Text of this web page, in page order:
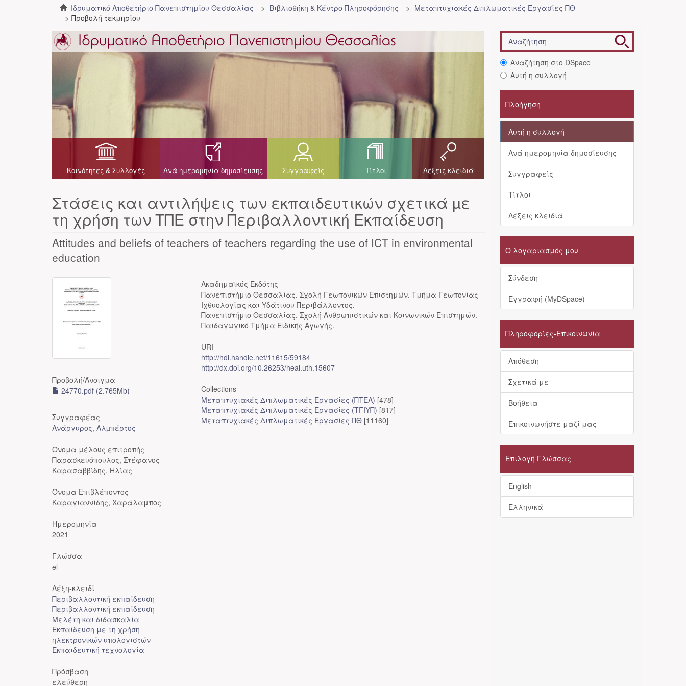
Ιδρυματικό Αποθετήριο Πανεπιστημίου Θεσσαλίας Βιβλιοθήκη & Κέντρο Πληροφόρησης
Μεταπτυχιακές Διπλωματικές Εργασίες ΠΘ
Προβολή τεκμηρίου
Κοινότητες & Συλλογές Ανά ημερομηνία δημοσίευσης Συγγραφείς Τίτλοι Λέξεις κλειδιά
Στάσεις και αντιλήψεις των εκπαιδευτικών σχετικά µε
τη χρήση των ΤΠΕ στην Περιβαλλοντική Εκπαίδευση
Attitudes and beliefs of teachers of teachers regarding the use of ICT in environmental
education
Προβολή/Άνοιγμα
24770.pdf (2.765Mb)
Συγγραφέας
Ανάργυρος, Αλµπέρτος
Όνομα μέλους επιτροπής
Παρασκευόπουλος, Στέφανος
Καρασαββίδης, Ηλίας
Όνομα Επιβλέποντος
Καραγιαννίδης, Χαράλαμπος
Ημερομηνία
2021
Γλώσσα
el
Λέξη-κλειδί
Περιβαλλοντική εκπαίδευση
Περιβαλλοντική εκπαίδευση --
Μελέτη και διδασκαλία
Εκπαίδευση με τη χρήση
ηλεκτρονικών υπολογιστών
Εκπαιδευτική τεχνολογία
Πρόσβαση
ελεύθερη
Ακαδημαϊκός Εκδότης
Πανεπιστήμιο Θεσσαλίας. Σχολή Γεωπονικών Επιστημών. Τμήμα Γεωπονίας
Ιχθυολογίας και Υδάτινου Περιβάλλοντος.
Πανεπιστήμιο Θεσσαλίας. Σχολή Ανθρωπιστικών και Κοινωνικών Επιστημών.
Παιδαγωγικό Τμήμα Ειδικής Αγωγής.
URI
http://hdl.handle.net/11615/59184
http://dx.doi.org/10.26253/heal.uth.15607
Collections
Μεταπτυχιακές Διπλωματικές Εργασίες (ΠΤΕΑ) [478]
Μεταπτυχιακές Διπλωματικές Εργασίες (ΤΓΙΥΠ) [817]
Μεταπτυχιακές Διπλωματικές Εργασίες ΠΘ [11160]
Αναζήτηση στο DSpace
Αυτή η συλλογή
Πλοήγηση
Αυτή η συλλογή
Ανά ημερομηνία δημοσίευσης
Συγγραφείς
Τίτλοι
Λέξεις κλειδιά
Ο λογαριασμός μου
Σύνδεση
Εγγραφή (MyDSpace)
Πληροφορίες-Επικοινωνία
Απόθεση
Σχετικά με
Βοήθεια
Επικοινωνήστε μαζί μας
Επιλογή Γλώσσας
English
Ελληνικά